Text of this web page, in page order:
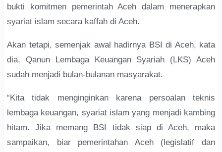
bukti komitmen pemerintah Aceh dalam menerapkan
syariat islam secara kaffah di Aceh.
Akan tetapi, semenjak awal hadirnya BSI di Aceh, kata
dia, Qanun Lembaga Keuangan Syariah (LKS) Aceh
sudah menjadi bulan-bulanan masyarakat.
“Kita tidak menginginkan karena persoalan teknis
lembaga keuangan, syariat islam yang menjadi kambing
hitam. Jika memang BSI tidak siap di Aceh, maka
sampaikan, biar pemerintahan Aceh (legislatif dan